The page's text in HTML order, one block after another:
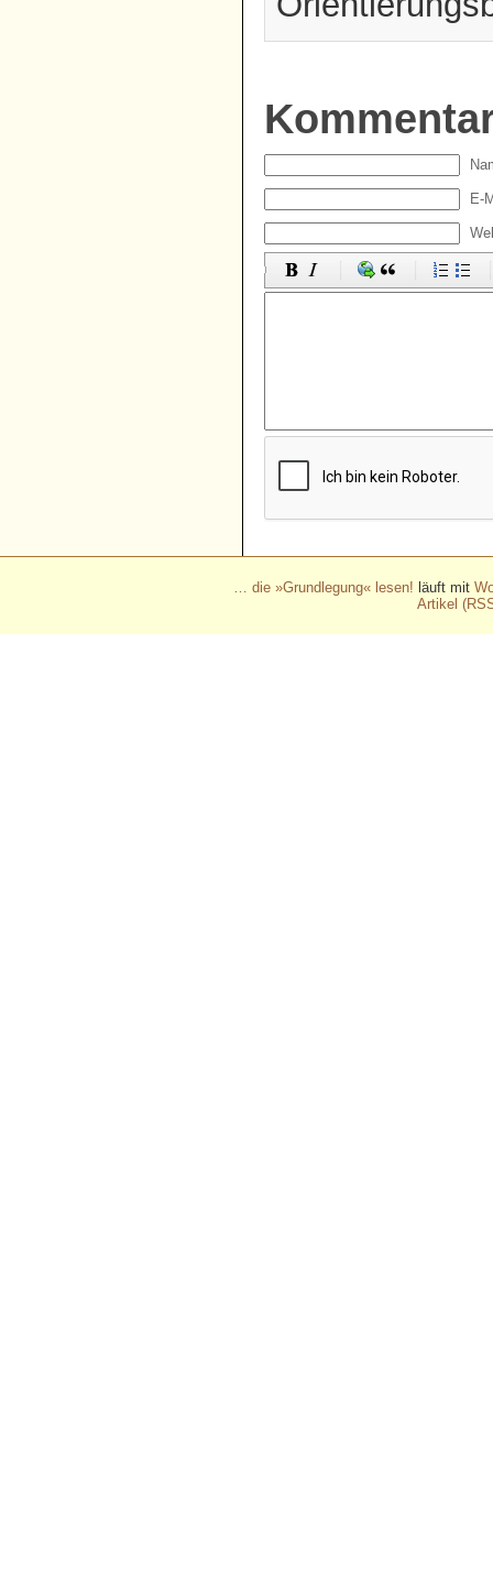
E-
… die »Grundlegung« lesen! läuft mit
Artikel